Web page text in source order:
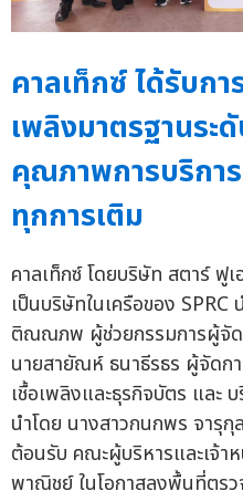
คาลเท็กซ์ ได้รับกา
เพลิงมาตรฐานระ
คุณภาพการบริกา
ทุกการเติม
คาลเท็กซ์ โดยบริษัท สตาร์ ฟู
เป็นบริษัทในเครือของ
ติณณภพ ผู้ช่วยกรรมการผู้จั
นายสายัณห์ ธนาธีรธร ผู้จัดก
เชื้อเพลิงและธุรกิจบัตร และ
นำโดย นางสาวกนกพร จารุ
ต้อนรับ คณะผู้บริหารและเจ้า
พาณิชย์ ในโอกาสลงพื้นที่ตร